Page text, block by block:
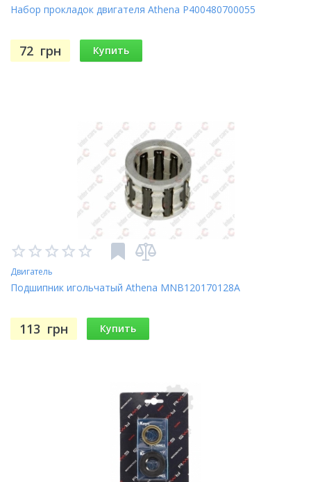
Набор прокладок двигателя Athena P400480700055
72 грн Купить
Двигатель
Подшипник игольчатый Athena MNB120170128A
113 грн Купить